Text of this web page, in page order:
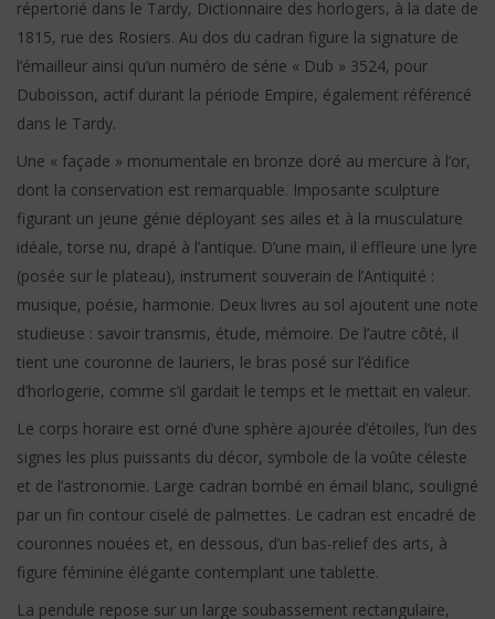
répertorié dans le Tardy, Dictionnaire des horlogers, à la date de
1815, rue des Rosiers. Au dos du cadran figure la signature de
l’émailleur ainsi qu’un numéro de série « Dub » 3524, pour
Duboisson, actif durant la période Empire, également référencé
dans le Tardy.
Une « façade » monumentale en bronze doré au mercure à l’or,
dont la conservation est remarquable. Imposante sculpture
figurant un jeune génie déployant ses ailes et à la musculature
idéale, torse nu, drapé à l’antique. D’une main, il effleure une lyre
(posée sur le plateau), instrument souverain de l’Antiquité :
musique, poésie, harmonie. Deux livres au sol ajoutent une note
studieuse : savoir transmis, étude, mémoire. De l’autre côté, il
tient une couronne de lauriers, le bras posé sur l’édifice
d’horlogerie, comme s’il gardait le temps et le mettait en valeur.
Le corps horaire est orné d’une sphère ajourée d’étoiles, l’un des
signes les plus puissants du décor, symbole de la voûte céleste
et de l’astronomie. Large cadran bombé en émail blanc, souligné
par un fin contour ciselé de palmettes. Le cadran est encadré de
couronnes nouées et, en dessous, d’un bas-relief des arts, à
figure féminine élégante contemplant une tablette.
La pendule repose sur un large soubassement rectangulaire,